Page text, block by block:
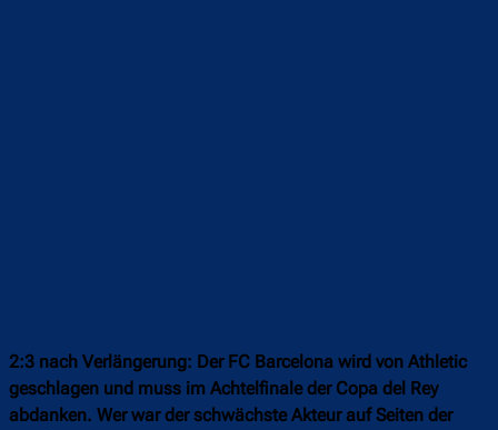
2:3 nach Verlängerung: Der FC Barcelona wird von Athletic
geschlagen und muss im Achtelfinale der Copa del Rey
abdanken. Wer war der schwächste Akteur auf Seiten der